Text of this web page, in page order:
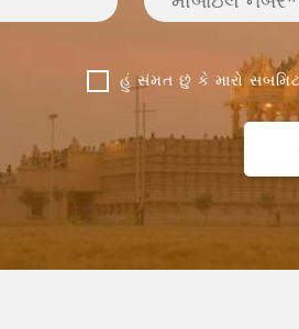
હું સંમત છું કે મારો